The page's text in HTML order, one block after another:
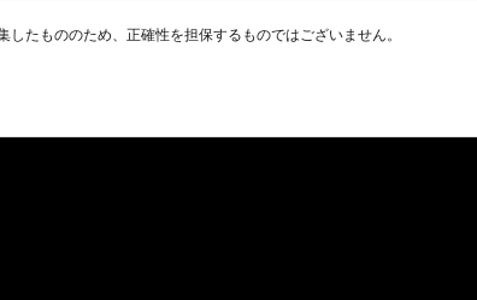
たもののため、正確性を担保するものではございません。